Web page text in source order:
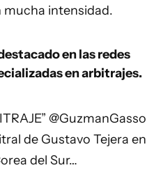
mucha intensidad.
en las redes
en arbitrajes.
@GuzmanGasso
de Gustavo Tejera en
del Sur…